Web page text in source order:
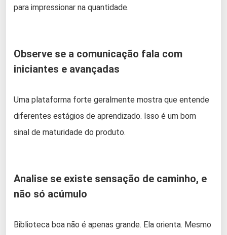
para impressionar na quantidade.
Observe se a comunicação fala com
iniciantes e avançadas
Uma plataforma forte geralmente mostra que entende
diferentes estágios de aprendizado. Isso é um bom
sinal de maturidade do produto.
Analise se existe sensação de caminho, e
não só acúmulo
Biblioteca boa não é apenas grande. Ela orienta. Mesmo